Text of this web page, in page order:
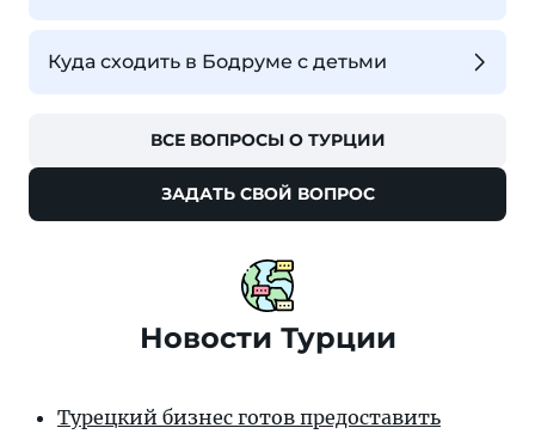
Куда сходить в Бодруме с детьми
ВСЕ ВОПРОСЫ О ТУРЦИИ
ЗАДАТЬ СВОЙ ВОПРОС
Новости Турции
Турецкий бизнес готов предоставить